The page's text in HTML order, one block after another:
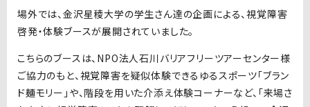
場外では、金沢星稜大学の学生さん達の企画による、視覚障害
啓発・体験ブースが展開されていました。
こちらのブースは、NPO法人石川バリアフリーツアーセンター様
ご協力のもと、視覚障害を疑似体験できるゆるスポーツ「ブラン
ド麺モリー」や、階段を用いた介添え体験コーナーなど、「来場さ